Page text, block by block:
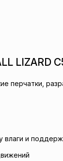
LIZARD
перчатки,
и